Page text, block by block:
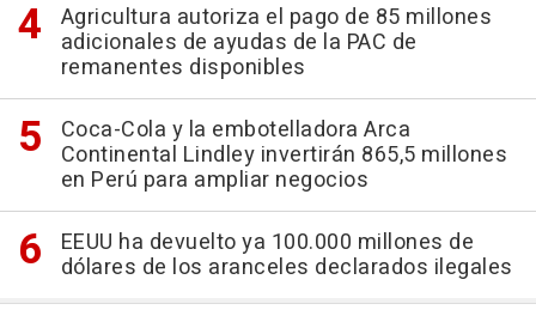
Agricultura autoriza el pago de 85 millones
adicionales de ayudas de la PAC de
remanentes disponibles
Coca-Cola y la embotelladora Arca
Continental Lindley invertirán 865,5 millones
en Perú para ampliar negocios
EEUU ha devuelto ya 100.000 millones de
dólares de los aranceles declarados ilegales